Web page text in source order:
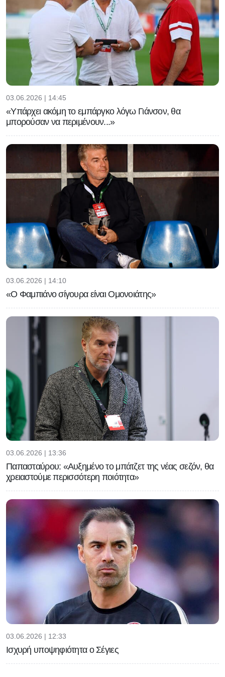
03.06.2026 | 14:45
«Υπάρχει ακόμη το εμπάργκο λόγω Γιάνσον, θα
μπορούσαν να περιμένουν...»
03.06.2026 | 14:10
«Ο Φαμπιάνο σίγουρα είναι Ομονοιάτης»
03.06.2026 | 13:36
Παπασταύρου: «Αυξημένο το μπάτζετ της νέας σεζόν, θα
χρειαστούμε περισσότερη ποιότητα»
03.06.2026 | 12:33
Ισχυρή υποψηφιότητα ο Σέγιες